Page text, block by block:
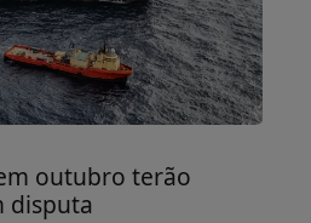
outubro terão
disputa